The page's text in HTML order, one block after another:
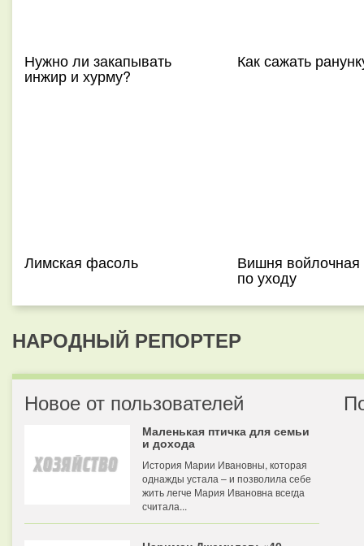
Нужно ли закапывать
инжир и хурму?
Как сажать
Лимская фасоль Вишня войлочная
по уходу
НАРОДНЫЙ РЕПОРТЕР
Новое от пользователей
Маленькая птичка для семьи
и дохода
История Марии Ивановны, которая
однажды устала – и позволила себе
жить легче Мария Ивановна всегда
считала...